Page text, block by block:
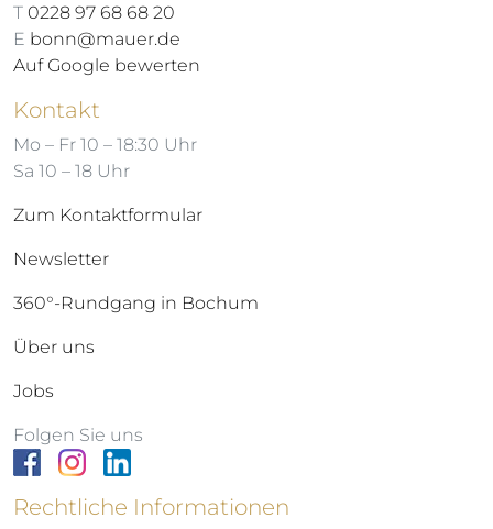
T 0228 97 68 68 20
E bonn@mauer.de
Auf Google bewerten
Kontakt
Mo – Fr 10 – 18:30 Uhr
Sa 10 – 18 Uhr
Zum Kontaktformular
Newsletter
360°-Rundgang in Bochum
Über uns
Jobs
Folgen Sie uns
Rechtliche Informationen